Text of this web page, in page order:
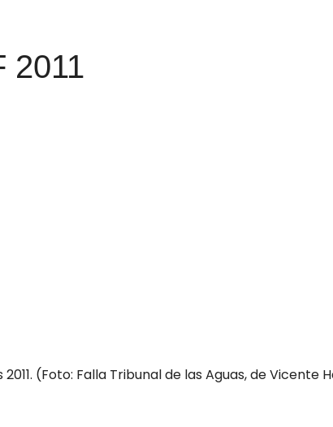
2011
(Foto: Falla Tribunal de las Aguas, de Vicente